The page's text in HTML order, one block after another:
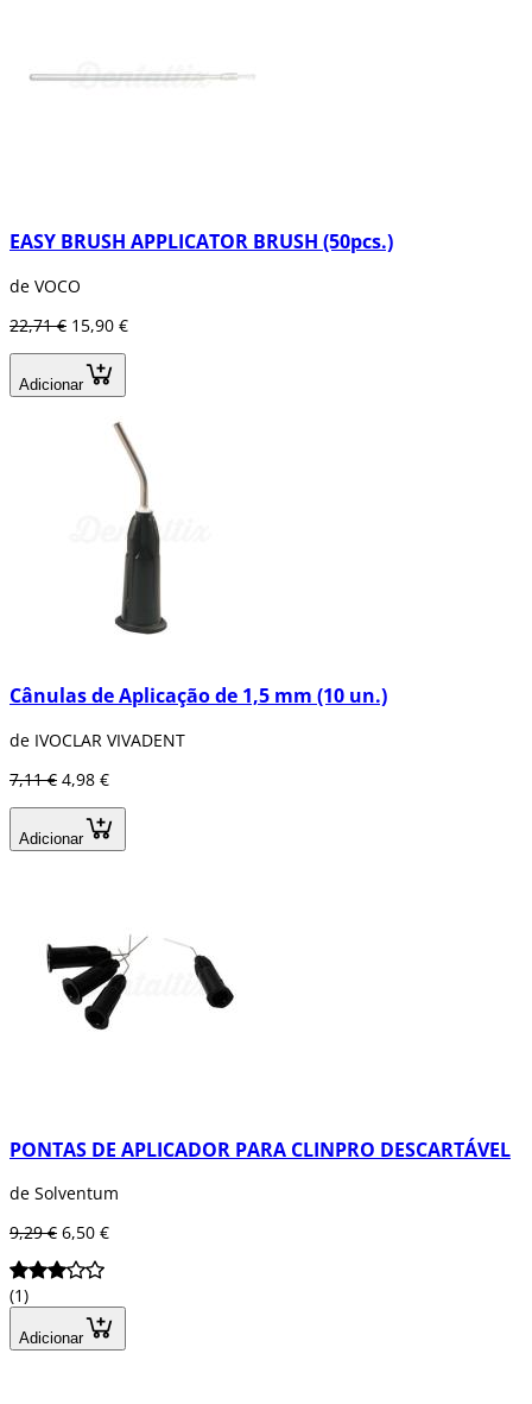
EASY BRUSH APPLICATOR BRUSH (50pcs.)
de VOCO
22,71 € 15,90 €
Adicionar
Cânulas de Aplicação de 1,5 mm (10 un.)
de IVOCLAR VIVADENT
7,11 € 4,98 €
Adicionar
PONTAS DE APLICADOR PARA CLINPRO DESCARTÁVEL
de Solventum
9,29 € 6,50 €
(1)
Adicionar